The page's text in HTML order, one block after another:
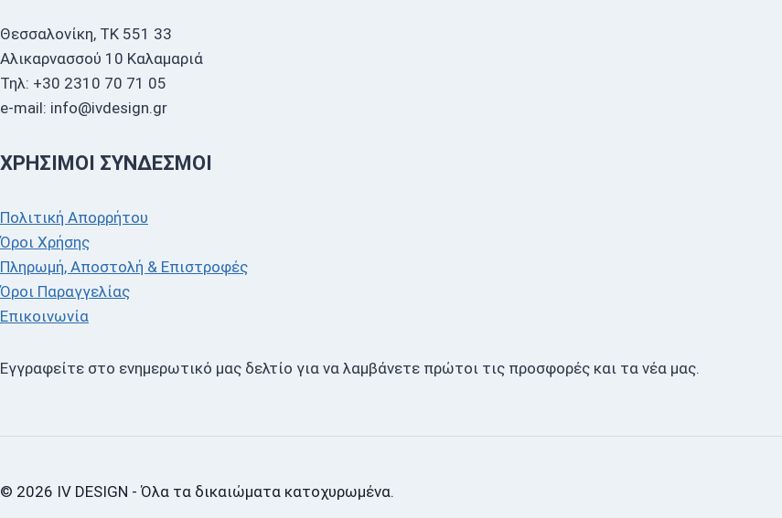
Θεσσαλονίκη, ΤΚ 551 33
Αλικαρνασσού 10 Καλαμαριά
Τηλ: +30 2310 70 71 05
e-mail: info@ivdesign.gr
ΧΡΉΣΙΜΟΙ ΣΎΝΔΕΣΜΟΙ
Πολιτική Απορρήτου
Όροι Χρήσης
Πληρωμή, Αποστολή & Επιστροφές
Όροι Παραγγελίας
Επικοινωνία
Εγγραφείτε στο ενημερωτικό μας δελτίο για να λαμβάνετε πρώτοι τις προσφορές και τα νέα μας.
© 2026 IV DESIGN - Όλα τα δικαιώματα κατοχυρωμένα.